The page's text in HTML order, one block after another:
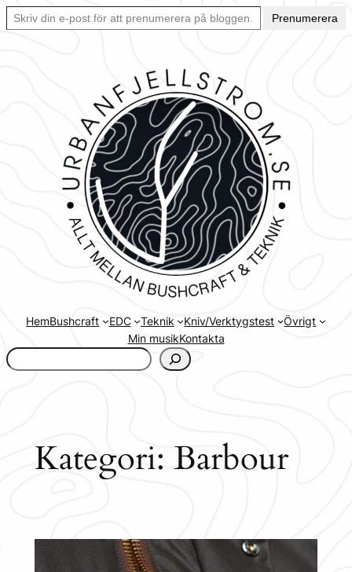
Hoppa
Skriv din e-post för att prenumerera på bloggen… Ett enkelt sätt att hålla sig uppdaterad automatiskt.
Prenumerera
HemBushcraft EDC Teknik Kniv/Verktygstest
Övrigt
Min musikKontakta
www.urbanfjellstrom.se/jamforelselistan/
Kategori: Barbour